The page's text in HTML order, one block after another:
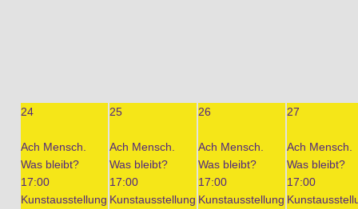
24
Ach Mensch.
Was bleibt?
17:00
Kunstausstellung
25
Ach Mensch.
Was bleibt?
17:00
Kunstausstellung
26
Ach Mensch.
Was bleibt?
17:00
Kunstausstellung
27
Ach Mensch.
Was bleibt?
17:00